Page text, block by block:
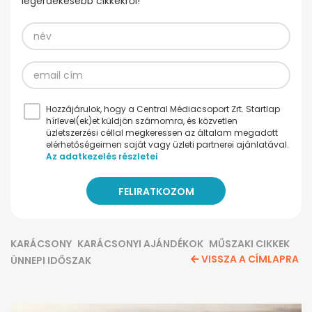
Hozzájárulok, hogy a Central Médiacsoport Zrt. Startlap
hírlevel(ek)et küldjön számomra, és közvetlen
üzletszerzési céllal megkeressen az általam megadott
elérhetőségeimen saját vagy üzleti partnerei ajánlatával.
Az adatkezelés részletei
KARÁCSONY KARÁCSONYI AJÁNDÉKOK MŰSZAKI CIKKEK
ÜNNEPI IDŐSZAK
VISSZA A CÍMLAPRA